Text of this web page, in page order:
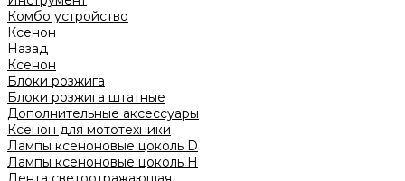
Комбо устройство
Ксенон
Назад
Ксенон
Блоки розжига
Блоки розжига штатные
Дополнительные аксессуары
Ксенон для мототехники
Лампы ксеноновые цоколь D
Лампы ксеноновые цоколь H